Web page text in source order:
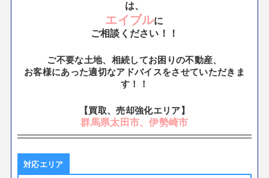
は、
エイブルに
ご相談ください！！
ご不要な土地、相続してお困りの不動産、
お客様にあった適切なアドバイスをさせていただきま
す！！
【買取、売却強化エリア】
群馬県太田市、伊勢崎市
対応エリア